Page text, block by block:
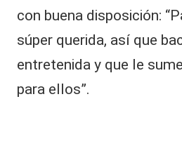
con buena disposición:
súper querida, así que
entretenida y que le
para ellos”.